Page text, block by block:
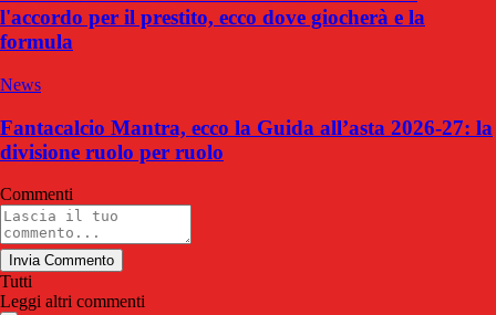
l'accordo per il prestito, ecco dove giocherà e la
formula
News
Fantacalcio Mantra, ecco la Guida all’asta 2026-27: la
divisione ruolo per ruolo
Commenti
Invia Commento
Tutti
Leggi altri commenti